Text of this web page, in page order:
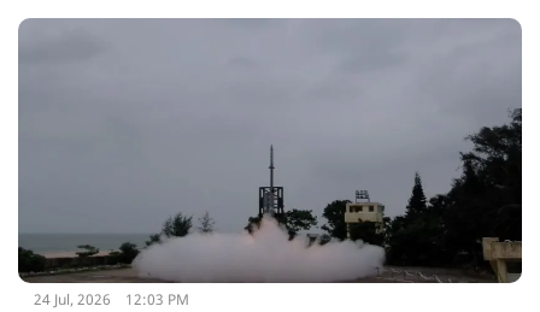
24 Jul, 2026 12:03 PM